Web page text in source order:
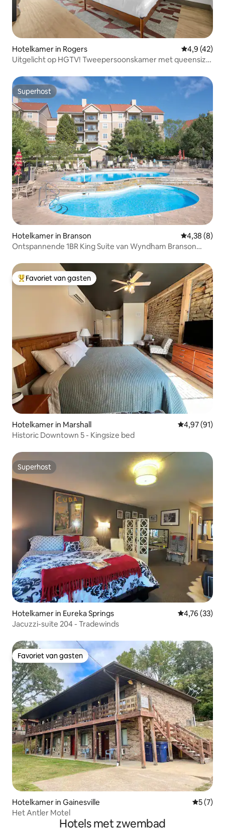
Hotelkamer in Rogers
4,9 (42)
Uitgelicht op HGTV! Tweepersoonskamer met queensize
Superhost
Superhost
Hotelkamer in Branson Gemiddelde
4,38 (8)
Ontspannende 1BR King Suite van Wyndham Branson
Topfavoriet van gasten
Favoriet van gasten
Hotelkamer in Marshall Gemiddelde
4,97 (91)
Historic Downtown 5 - Kingsize bed
Superhost
Superhost
Hotelkamer in Eureka Springs Gemiddelde
4,76 (33)
Jacuzzi-suite 204 - Tradewinds
Favoriet van gasten
Favoriet van gasten
Hotelkamer in Gainesville
5 (7)
Het Antler Motel
Hotels met zwembad